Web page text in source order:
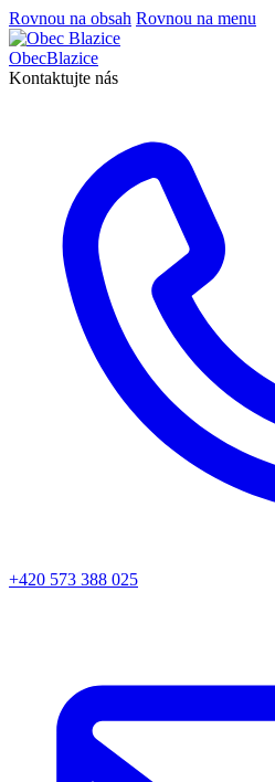
Rovnou na obsah Rovnou na menu
ObecBlazice
Kontaktujte nás
+420 573 388 025